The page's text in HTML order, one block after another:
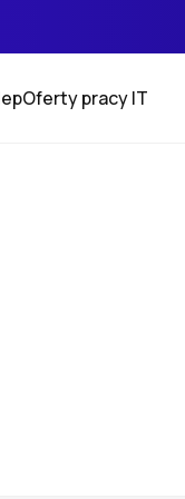
Oferty pracy IT